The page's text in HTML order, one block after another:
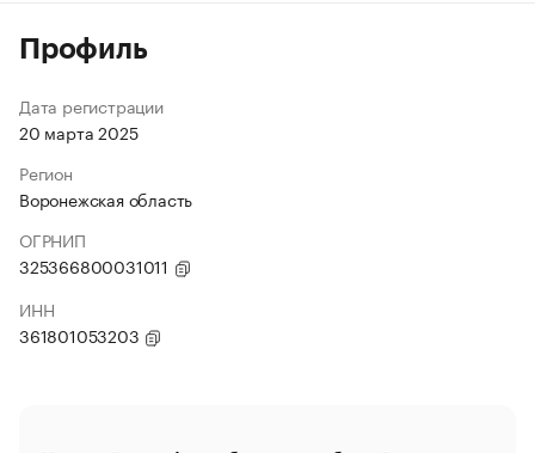
Профиль
Дата регистрации
20 марта 2025
Регион
Воронежская область
ОГРНИП
325366800031011
ИНН
361801053203